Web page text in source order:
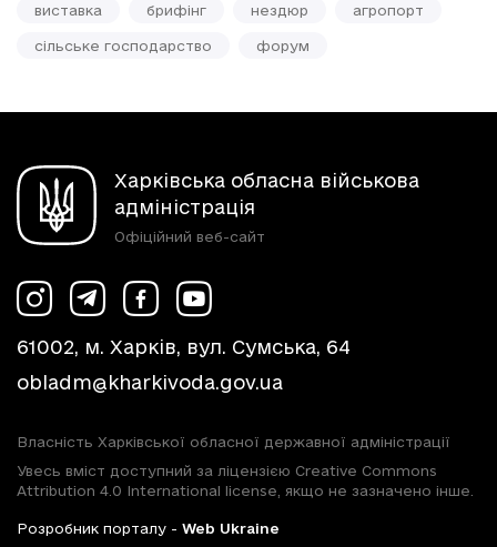
виставка брифінг нездюр агропорт
сільське господарство форум
Харківська обласна військова
адміністрація
Офіційний веб-сайт
61002, м. Харків, вул. Сумська, 64
obladm@kharkivoda.gov.ua
Власність Харківської обласної державної адміністрації
Увесь вміст доступний за ліцензією Creative Commons
Attribution 4.0 International license, якщо не зазначено інше.
Розробник порталу - Web Ukraine